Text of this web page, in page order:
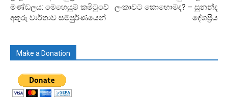
මණ්ඩලය: මෙහෙයුම් කමිටුවේ
අතුරු වාර්තාව සම්පුුර්ණයෙන්
ලංකාවට කොහොමද? – සුනන්ද
දේශප්‍රිය
Make a Donation